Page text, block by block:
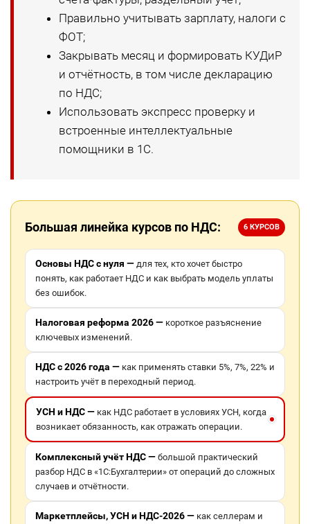
Правильно учитывать зарплату, налоги с
ФОТ;
Закрывать месяц и формировать КУДиР
и отчётность, в том числе декларацию
по НДС;
Использовать экспресс проверку и
встроенные интеллектуальные
помощники в 1С.
Большая линейка курсов по НДС: 6 КУРСОВ
Основы НДС с нуля — для тех, кто хочет быстро
понять, как работает НДС и как выбрать модель уплаты
без ошибок.
Налоговая реформа 2026 — короткое разъяснение
ключевых изменений.
НДС с 2026 года — как применять ставки 5%, 7%, 22% и
настроить учёт в переходный период.
УСН и НДС — как НДС работает в условиях УСН, когда
возникает обязанность, как отражать операции.
Комплексный учёт НДС — большой практический
разбор НДС в «1С:Бухгалтерии» от операций до сложных
случаев и отчётности.
Маркетплейсы, УСН и НДС-2026 — как селлерам и